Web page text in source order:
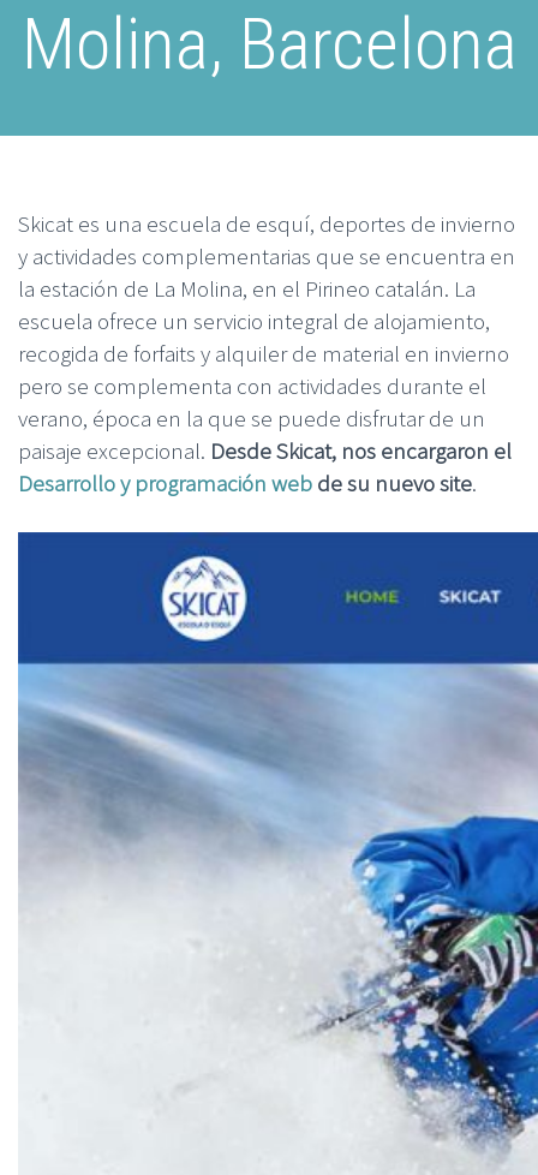
Molina, Barcelona
Skicat es una escuela de esquí, deportes de invierno
y actividades complementarias que se encuentra en
la estación de La Molina, en el Pirineo catalán. La
escuela ofrece un servicio integral de alojamiento,
recogida de forfaits y alquiler de material en invierno
pero se complementa con actividades durante el
verano, época en la que se puede disfrutar de un
paisaje excepcional. Desde Skicat, nos encargaron el
Desarrollo y programación web de su nuevo site.